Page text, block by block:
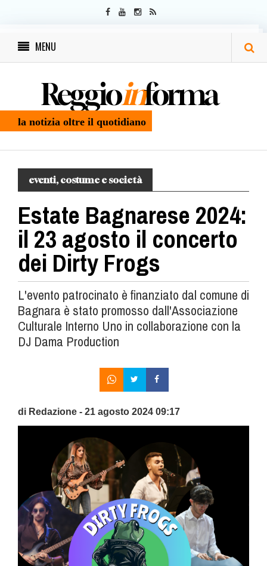
MENU
Reggioinforma
la notizia oltre il quotidiano
eventi, costume e società
Estate Bagnarese 2024:
il 23 agosto il concerto
dei Dirty Frogs
L'evento patrocinato è finanziato dal comune di
Bagnara è stato promosso dall'Associazione
Culturale Interno Uno in collaborazione con la
DJ Dama Production
di Redazione - 21 agosto 2024 09:17